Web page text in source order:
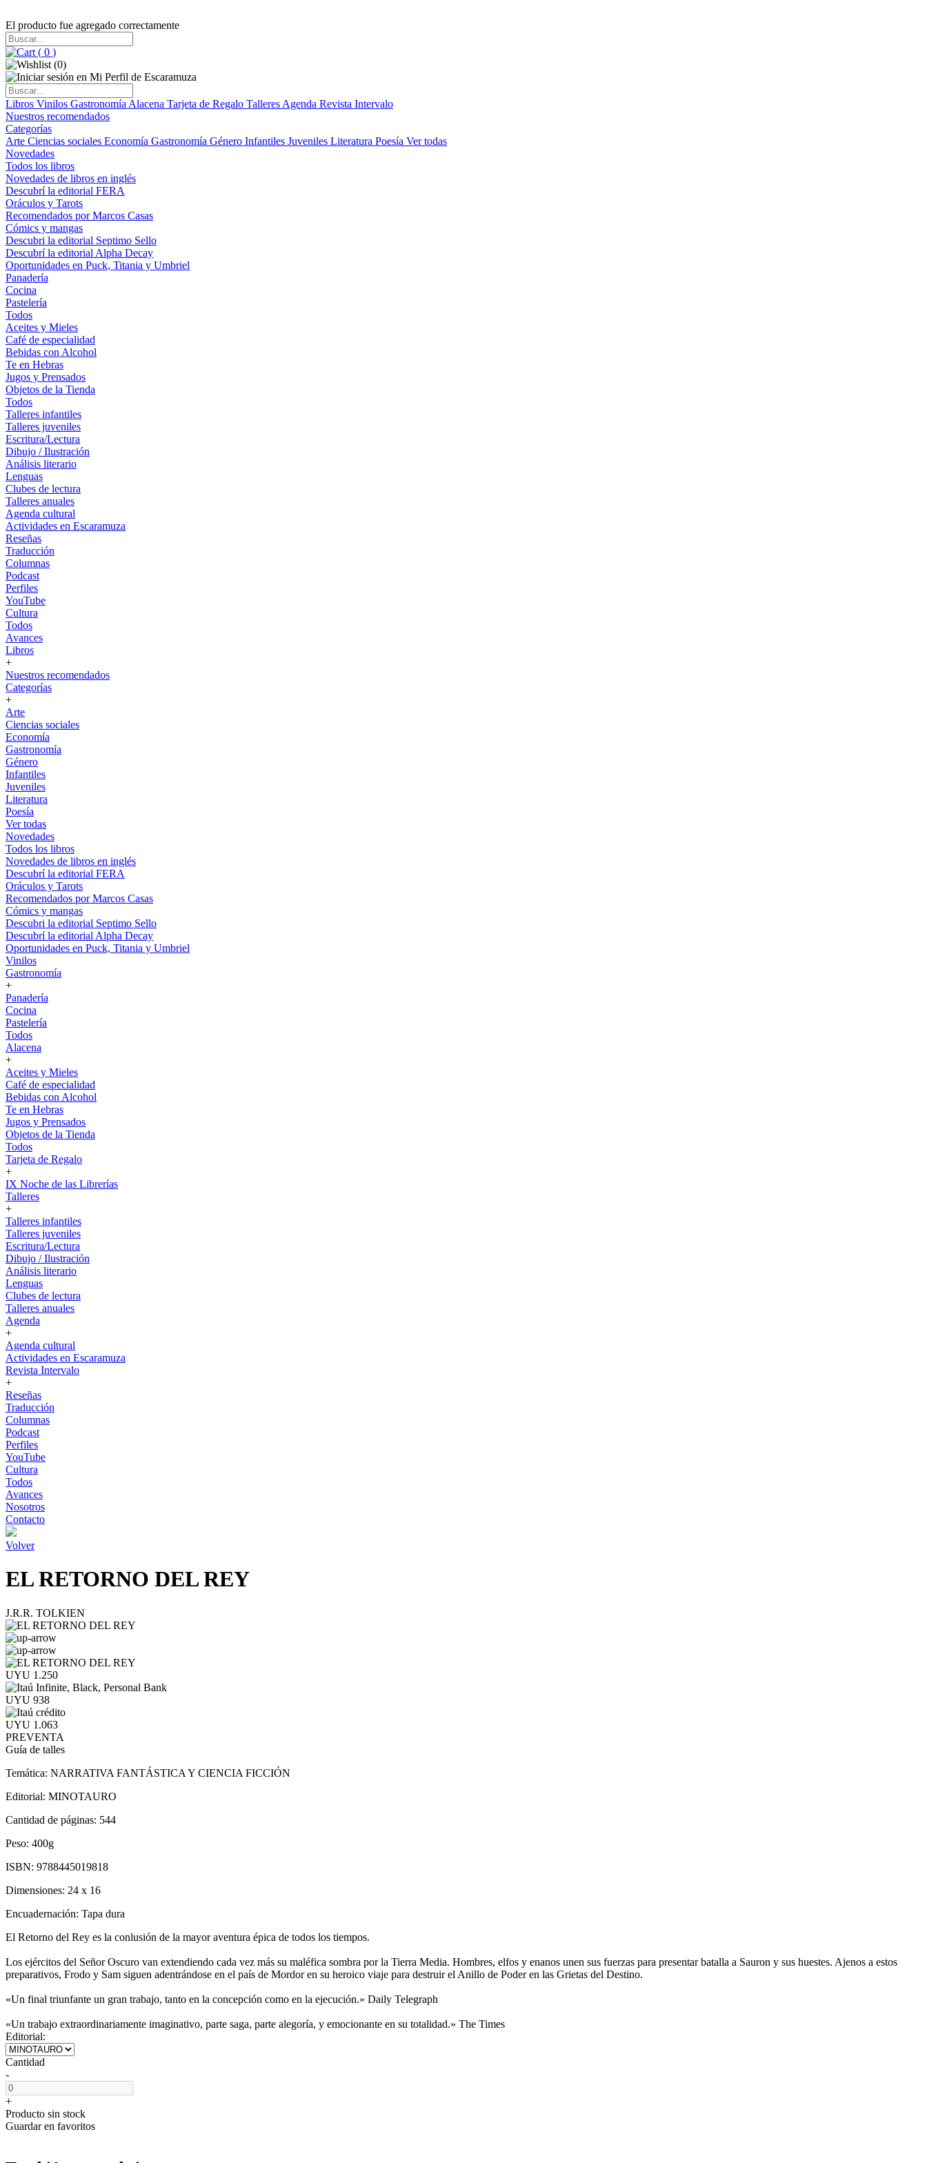
El producto fue agregado correctamente
( 0 )
(0)
Libros Vinilos Gastronomía Alacena Tarjeta de Regalo Talleres Agenda Revista Intervalo
Nuestros recomendados
Categorías
Arte Ciencias sociales Economía Gastronomía Género Infantiles Juveniles Literatura Poesía Ver todas
Novedades
Todos los libros
Novedades de libros en inglés
Descubrí la editorial FERA
Oráculos y Tarots
Recomendados por Marcos Casas
Cómics y mangas
Descubri la editorial Septimo Sello
Descubrí la editorial Alpha Decay
Oportunidades en Puck, Titania y Umbriel
Panadería
Cocina
Pastelería
Todos
Aceites y Mieles
Café de especialidad
Bebidas con Alcohol
Te en Hebras
Jugos y Prensados
Objetos de la Tienda
Todos
Talleres infantiles
Talleres juveniles
Escritura/Lectura
Dibujo / Ilustración
Análisis literario
Lenguas
Clubes de lectura
Talleres anuales
Agenda cultural
Actividades en Escaramuza
Reseñas
Traducción
Columnas
Podcast
Perfiles
YouTube
Cultura
Todos
Avances
Libros
+
Nuestros recomendados
Categorías
+
Arte
Ciencias sociales
Economía
Gastronomía
Género
Infantiles
Juveniles
Literatura
Poesía
Ver todas
Novedades
Todos los libros
Novedades de libros en inglés
Descubrí la editorial FERA
Oráculos y Tarots
Recomendados por Marcos Casas
Cómics y mangas
Descubri la editorial Septimo Sello
Descubrí la editorial Alpha Decay
Oportunidades en Puck, Titania y Umbriel
Vinilos
Gastronomía
+
Panadería
Cocina
Pastelería
Todos
Alacena
+
Aceites y Mieles
Café de especialidad
Bebidas con Alcohol
Te en Hebras
Jugos y Prensados
Objetos de la Tienda
Todos
Tarjeta de Regalo
+
IX Noche de las Librerías
Talleres
+
Talleres infantiles
Talleres juveniles
Escritura/Lectura
Dibujo / Ilustración
Análisis literario
Lenguas
Clubes de lectura
Talleres anuales
Agenda
+
Agenda cultural
Actividades en Escaramuza
Revista Intervalo
+
Reseñas
Traducción
Columnas
Podcast
Perfiles
YouTube
Cultura
Todos
Avances
Nosotros
Contacto
Volver
EL RETORNO DEL REY
J.R.R. TOLKIEN
UYU 1.250
UYU 938
UYU 1.063
PREVENTA
Guía de talles
Temática: NARRATIVA FANTÁSTICA Y CIENCIA FICCIÓN
Editorial: MINOTAURO
Cantidad de páginas: 544
Peso: 400g
ISBN: 9788445019818
Dimensiones: 24 x 16
Encuadernación: Tapa dura
El Retorno del Rey es la conlusión de la mayor aventura épica de todos los tiempos.
Los ejércitos del Señor Oscuro van extendiendo cada vez más su maléfica sombra por la Tierra Media. Hombres, elfos y enanos unen sus fuerzas para presentar batalla a Sauron y sus huestes. Ajenos a estos
preparativos, Frodo y Sam siguen adentrándose en el país de Mordor en su heroico viaje para destruir el Anillo de Poder en las Grietas del Destino.
«Un final triunfante un gran trabajo, tanto en la concepción como en la ejecución.» Daily Telegraph
«Un trabajo extraordinariamente imaginativo, parte saga, parte alegoría, y emocionante en su totalidad.» The Times
Editorial:
Cantidad
-
+
Producto sin stock
Guardar en favoritos